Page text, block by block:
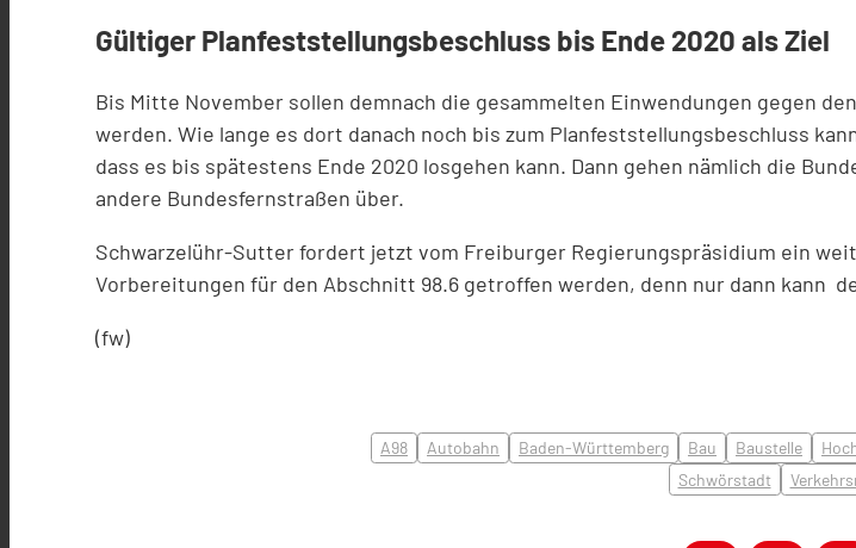
Gültiger Planfeststellungsbeschluss bis Ende 2020 als Ziel
Bis Mitte November sollen demnach die gesammelten Einwendungen gegen
werden. Wie lange es dort danach noch bis zum Planfeststellungsbeschluss
dass es bis spätestens Ende 2020 losgehen kann. Dann gehen nämlich die
andere Bundesfernstraßen über.
Schwarzelühr-Sutter fordert jetzt vom Freiburger Regierungspräsidium ein
Vorbereitungen für den Abschnitt 98.6 getroffen werden, denn nur dann kann
(fw)
A98 Autobahn Baden-Württemberg Bau Baustelle
Schwörstadt